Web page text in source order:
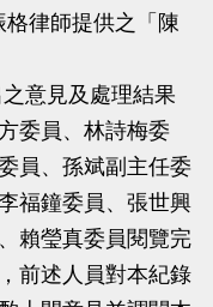
律師提供之「陳
意見及處理結果
委員、林詩梅委
員、孫斌副主任委
福鐘委員、張世興
賴瑩真委員閱覽完
前述人員對本紀錄